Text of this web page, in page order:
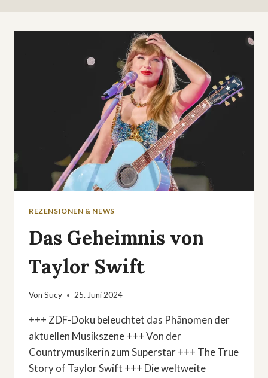
REZENSIONEN & NEWS
Das Geheimnis von
Taylor Swift
Von Sucy 25. Juni 2024
+++ ZDF-Doku beleuchtet das Phänomen der
aktuellen Musikszene +++ Von der
Countrymusikerin zum Superstar +++ The True
Story of Taylor Swift +++ Die weltweite